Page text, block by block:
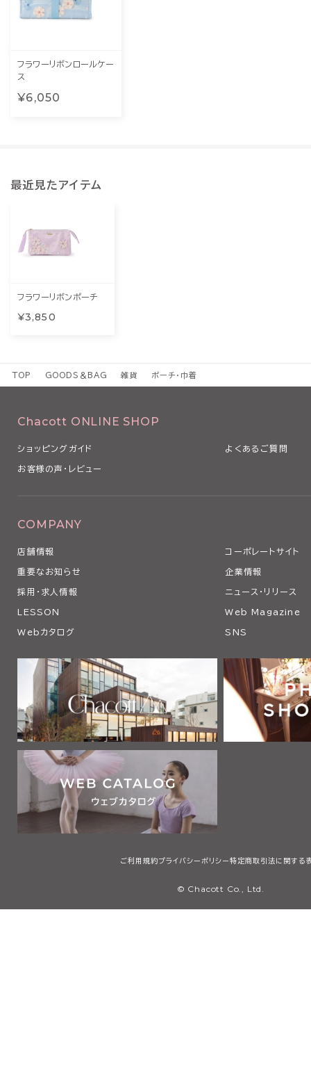
フラワーリボンロールケー
ス
¥6,050
最近見たアイテム
フラワーリボンポーチ
¥3,850
TOP GOODS＆BAG 雑貨 ポーチ・巾着
Chacott ONLINE SHOP
ショッピングガイド よくあるご質問
お客様の声・レビュー
COMPANY
店舗情報 コーポレートサイト
重要なお知らせ 企業情報
採用・求人情報 ニュース・リリース
LESSON Web Magazine
Webカタログ SNS
ご利用規約プライバシーポリシー 特定商取引法に関する
© Chacott Co., Ltd.